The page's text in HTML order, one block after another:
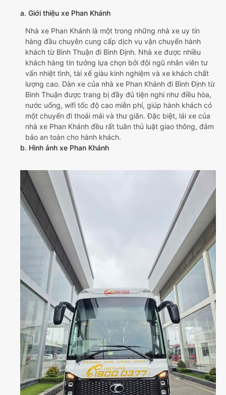
a. Giới thiệu xe Phan Khánh
Nhà xe Phan Khánh là một trong những nhà xe uy tín
hàng đầu chuyên cung cấp dịch vụ vận chuyển hành
khách từ Bình Thuận đi Bình Định. Nhà xe được nhiều
khách hàng tin tưởng lựa chọn bởi đội ngũ nhân viên tư
vấn nhiệt tình, tài xế giàu kinh nghiệm và xe khách chất
lượng cao. Dàn xe của nhà xe Phan Khánh đi Bình Định từ
Bình Thuận được trang bị đầy đủ tiện nghi như điều hòa,
nước uống, wifi tốc độ cao miễn phí, giúp hành khách có
một chuyến đi thoải mái và thư giãn. Đặc biệt, lái xe của
nhà xe Phan Khánh đều rất tuân thủ luật giao thông, đảm
bảo an toàn cho hành khách.
b. Hình ảnh xe Phan Khánh